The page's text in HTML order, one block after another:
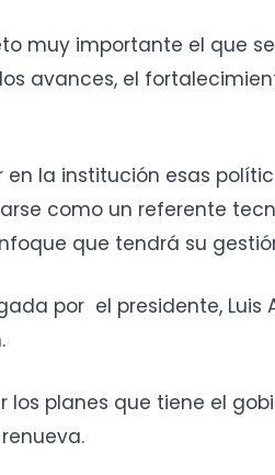
muy importante el que
avances, el
la institución esas
como un referente
que tendrá su
por el presidente, Luis
los planes que tiene el